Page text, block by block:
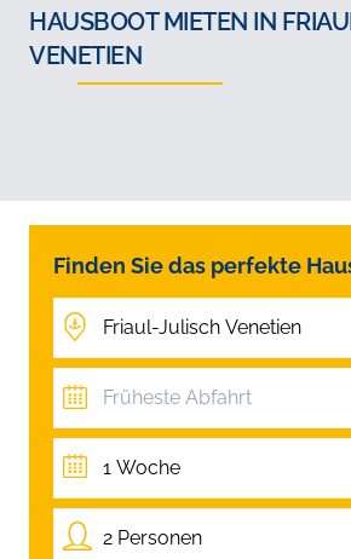
HAUSBOOT MIETEN IN
VENETIEN
Finden Sie das perfekte
1 Woche
2 Personen